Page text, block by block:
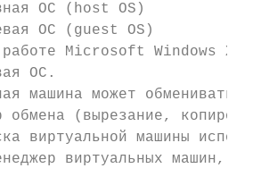
ОС (host OS)
ОС (guest OS)
Microsoft Windows XP
ОС.
машина может обмениваться
обмена (вырезание,
виртуальной машины
виртуальных машин,